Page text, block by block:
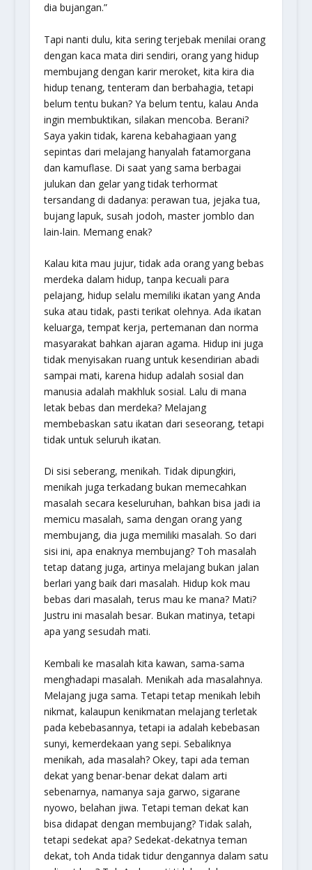
dia bujangan.”
Tapi nanti dulu, kita sering terjebak menilai orang
dengan kaca mata diri sendiri, orang yang hidup
membujang dengan karir meroket, kita kira dia
hidup tenang, tenteram dan berbahagia, tetapi
belum tentu bukan? Ya belum tentu, kalau Anda
ingin membuktikan, silakan mencoba. Berani?
Saya yakin tidak, karena kebahagiaan yang
sepintas dari melajang hanyalah fatamorgana
dan kamuflase. Di saat yang sama berbagai
julukan dan gelar yang tidak terhormat
tersandang di dadanya: perawan tua, jejaka tua,
bujang lapuk, susah jodoh, master jomblo dan
lain-lain. Memang enak?
Kalau kita mau jujur, tidak ada orang yang bebas
merdeka dalam hidup, tanpa kecuali para
pelajang, hidup selalu memiliki ikatan yang Anda
suka atau tidak, pasti terikat olehnya. Ada ikatan
keluarga, tempat kerja, pertemanan dan norma
masyarakat bahkan ajaran agama. Hidup ini juga
tidak menyisakan ruang untuk kesendirian abadi
sampai mati, karena hidup adalah sosial dan
manusia adalah makhluk sosial. Lalu di mana
letak bebas dan merdeka? Melajang
membebaskan satu ikatan dari seseorang, tetapi
tidak untuk seluruh ikatan.
Di sisi seberang, menikah. Tidak dipungkiri,
menikah juga terkadang bukan memecahkan
masalah secara keseluruhan, bahkan bisa jadi ia
memicu masalah, sama dengan orang yang
membujang, dia juga memiliki masalah. So dari
sisi ini, apa enaknya membujang? Toh masalah
tetap datang juga, artinya melajang bukan jalan
berlari yang baik dari masalah. Hidup kok mau
bebas dari masalah, terus mau ke mana? Mati?
Justru ini masalah besar. Bukan matinya, tetapi
apa yang sesudah mati.
Kembali ke masalah kita kawan, sama-sama
menghadapi masalah. Menikah ada masalahnya.
Melajang juga sama. Tetapi tetap menikah lebih
nikmat, kalaupun kenikmatan melajang terletak
pada kebebasannya, tetapi ia adalah kebebasan
sunyi, kemerdekaan yang sepi. Sebaliknya
menikah, ada masalah? Okey, tapi ada teman
dekat yang benar-benar dekat dalam arti
sebenarnya, namanya saja garwo, sigarane
nyowo, belahan jiwa. Tetapi teman dekat kan
bisa didapat dengan membujang? Tidak salah,
tetapi sedekat apa? Sedekat-dekatnya teman
dekat, toh Anda tidak tidur dengannya dalam satu